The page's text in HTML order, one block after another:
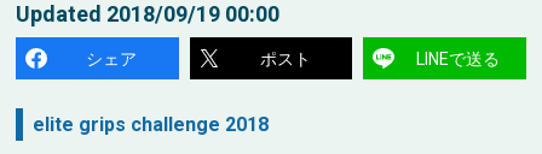
Updated 2018/09/19 00:00
シェア ポスト LINEで送る
elite grips challenge 2018